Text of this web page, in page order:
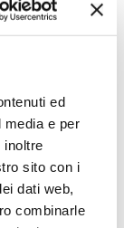
ed
media e per
inoltre
sito con i
dati web,
combinarle
su